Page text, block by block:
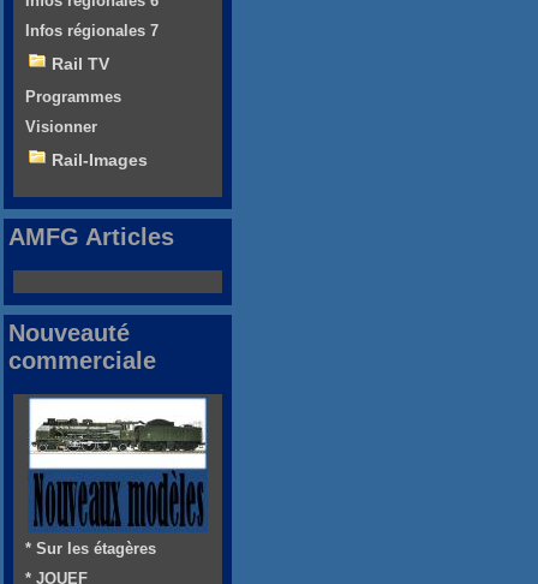
Infos régionales 7
Rail TV
Programmes
Visionner
Rail-Images
AMFG Articles
Nouveauté
commerciale
* Sur les étagères
* JOUEF